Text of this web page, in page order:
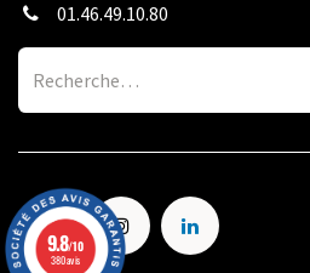
01.46.49.10.80
9.8/10
380 avis